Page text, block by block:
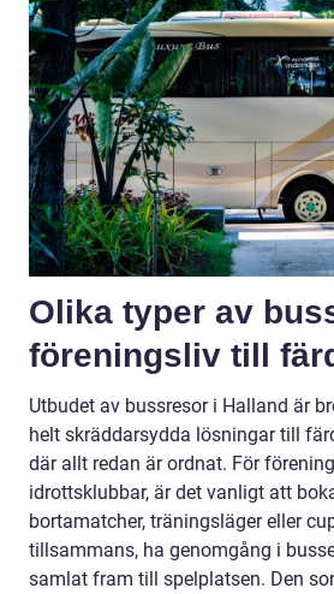
Olika typer av
föreningsliv till
Utbudet av bussresor i Halland är
helt skräddarsydda lösningar till
där allt redan är ordnat. För
idrottsklubbar, är det vanligt att
bortamatcher, träningsläger eller
tillsammans, ha genomgång i
samlat fram till spelplatsen. Den